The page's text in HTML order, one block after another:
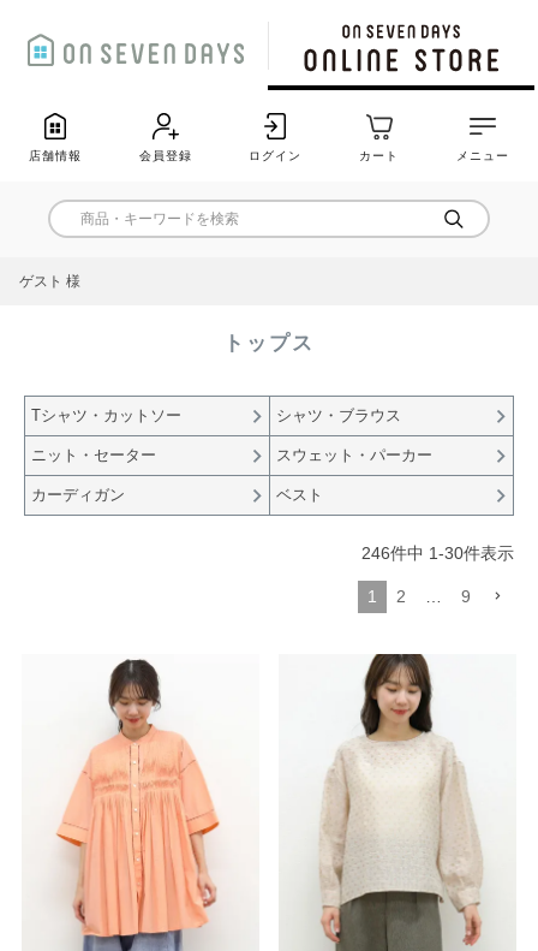
店舗情報 会員登録 ログイン カート メニュー
ゲスト 様
トップス
Tシャツ・カットソー シャツ・ブラウス
ニット・セーター スウェット・パーカー
カーディガン ベスト
246件中 1-30件表示
1 2 9